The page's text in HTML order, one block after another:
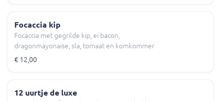
Focaccia kip
Focaccia met gegrilde kip, ei bacon,
dragonmayonaise, sla, tomaat en komkommer
€ 12,00
12 uurtje de luxe